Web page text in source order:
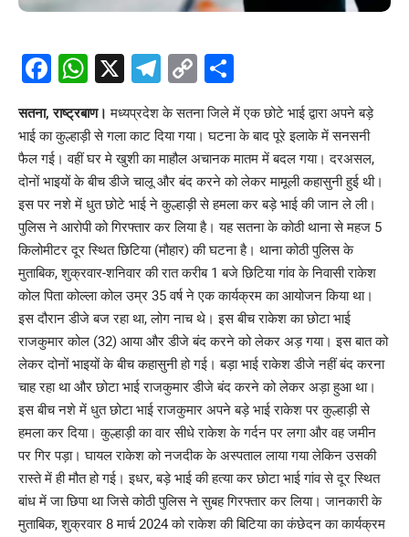
Facebook
WhatsApp
X Telegram
Copy
Link
सतना, राष्ट्रबाण। मध्यप्रदेश के सतना जिले में एक छोटे भाई द्वारा अपने बड़े
भाई का कुल्हाड़ी से गला काट दिया गया। घटना के बाद पूरे इलाके में सनसनी
फैल गई। वहीं घर मे खुशी का माहौल अचानक मातम में बदल गया। दरअसल,
दोनों भाइयों के बीच डीजे चालू और बंद करने को लेकर मामूली कहासुनी हुई थी।
इस पर नशे में धुत छोटे भाई ने कुल्हाड़ी से हमला कर बड़े भाई की जान ले ली।
पुलिस ने आरोपी को गिरफ्तार कर लिया है। यह सतना के कोठी थाना से महज 5
किलोमीटर दूर स्थित छिटिया (मौहार) की घटना है। थाना कोठी पुलिस के
मुताबिक, शुक्रवार-शनिवार की रात करीब 1 बजे छिटिया गांव के निवासी राकेश
कोल पिता कोल्ला कोल उम्र 35 वर्ष ने एक कार्यक्रम का आयोजन किया था।
इस दौरान डीजे बज रहा था, लोग नाच थे। इस बीच राकेश का छोटा भाई
राजकुमार कोल (32) आया और डीजे बंद करने को लेकर अड़ गया। इस बात को
लेकर दोनों भाइयों के बीच कहासुनी हो गई। बड़ा भाई राकेश डीजे नहीं बंद करना
चाह रहा था और छोटा भाई राजकुमार डीजे बंद करने को लेकर अड़ा हुआ था।
इस बीच नशे में धुत छोटा भाई राजकुमार अपने बड़े भाई राकेश पर कुल्हाड़ी से
हमला कर दिया। कुल्हाड़ी का वार सीधे राकेश के गर्दन पर लगा और वह जमीन
पर गिर पड़ा। घायल राकेश को नजदीक के अस्पताल लाया गया लेकिन उसकी
रास्ते में ही मौत हो गई। इधर, बड़े भाई की हत्या कर छोटा भाई गांव से दूर स्थित
बांध में जा छिपा था जिसे कोठी पुलिस ने सुबह गिरफ्तार कर लिया। जानकारी के
मुताबिक, शुक्रवार 8 मार्च 2024 को राकेश की बिटिया का कंछेदन का कार्यक्रम